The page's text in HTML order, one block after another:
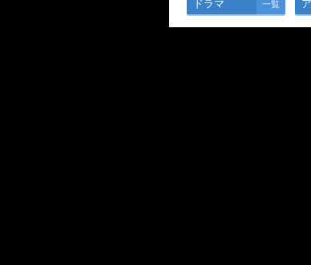
ドラマ 一覧